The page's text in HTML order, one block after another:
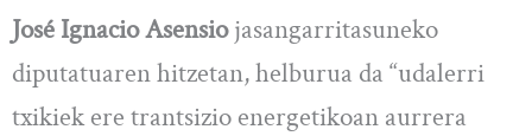
José Ignacio Asensiojasangarritasuneko
diputatuaren hitzetan, helburua da “udalerri
txikiek ere trantsizio energetikoan aurrera